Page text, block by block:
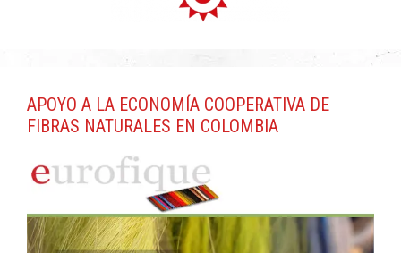
APOYO A LA ECONOMÍA COOPERATIVA DE
FIBRAS NATURALES EN COLOMBIA